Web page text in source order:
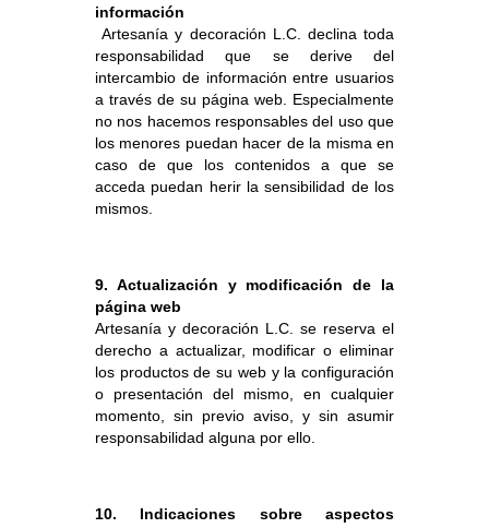
información
Artesanía y decoración L.C. declina toda
responsabilidad que se derive del
intercambio de información entre usuarios
a través de su página web. Especialmente
no nos hacemos responsables del uso que
los menores puedan hacer de la misma en
caso de que los contenidos a que se
acceda puedan herir la sensibilidad de los
mismos.
9. Actualización y modificación de la
página web
Artesanía y decoración L.C. se reserva el
derecho a actualizar, modificar o eliminar
los productos de su web y la configuración
o presentación del mismo, en cualquier
momento, sin previo aviso, y sin asumir
responsabilidad alguna por ello.
10. Indicaciones sobre aspectos